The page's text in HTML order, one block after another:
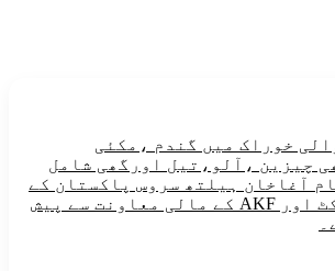
خوراک میں گندم ،مکئی
چیزین ،آلو،تیل اورگھی شامل
آغاخان ہیلتھ سروس پاکستان کے
CASI پراجیکٹ اور AKF کے مالی معاونت سے پیش